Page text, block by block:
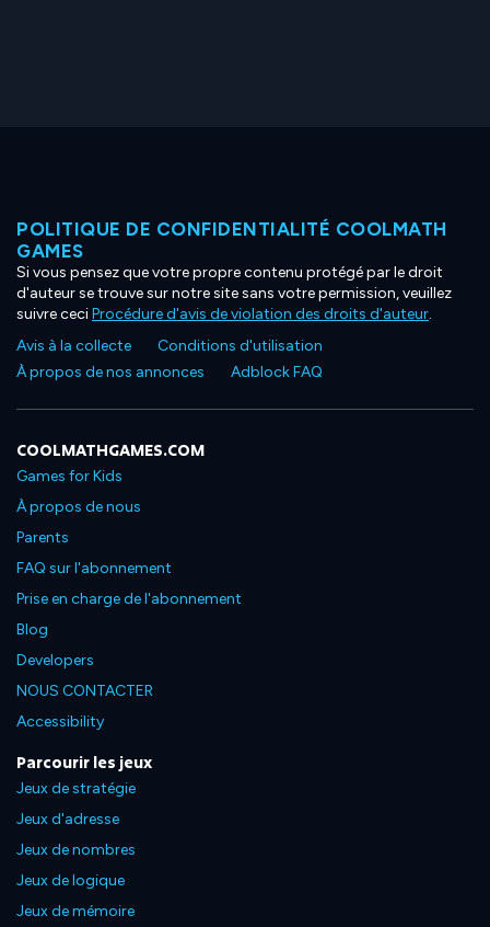
POLITIQUE DE CONFIDENTIALITÉ COOLMATH
GAMES
Si vous pensez que votre propre contenu protégé par le droit
d'auteur se trouve sur notre site sans votre permission, veuillez
suivre ceciProcédure d'avis de violation des droits d'auteur.
Avis à la collecte
Conditions d'utilisation
À propos de nos annonces
Adblock FAQ
COOLMATHGAMES.COM
Games for Kids
À propos de nous
Parents
FAQ sur l'abonnement
Prise en charge de l'abonnement
Blog
Developers
NOUS CONTACTER
Accessibility
Parcourir les jeux
Jeux de stratégie
Jeux d'adresse
Jeux de nombres
Jeux de logique
Jeux de mémoire